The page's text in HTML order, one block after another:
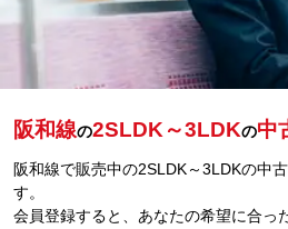
阪和線の2SLDK～3LDKの中
阪和線で販売中の2SLDK～3LDKの中
す。
会員登録すると、あなたの希望に合っ